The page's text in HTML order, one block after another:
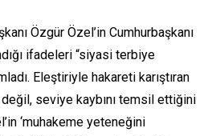
Özgür Özel’in Cumhurbaşkanı
ifadeleri “siyasi terbiye
Eleştiriyle hakareti karıştıran
değil, seviye kaybını temsil ettiğini
‘muhakeme yeteneğini